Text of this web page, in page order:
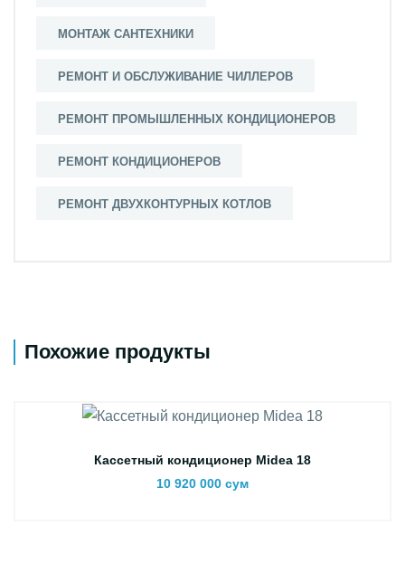
МОНТАЖ САНТЕХНИКИ
РЕМОНТ И ОБСЛУЖИВАНИЕ ЧИЛЛЕРОВ
РЕМОНТ ПРОМЫШЛЕННЫХ КОНДИЦИОНЕРОВ
РЕМОНТ КОНДИЦИОНЕРОВ
РЕМОНТ ДВУХКОНТУРНЫX КОТЛОВ
Похожие продукты
Кассетный кондиционер Midea 18
10 920 000 сум